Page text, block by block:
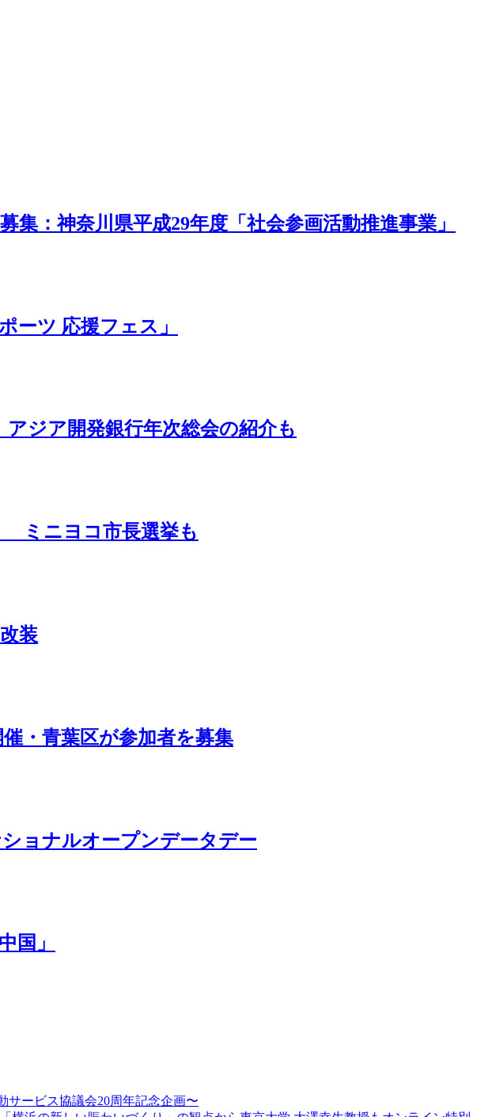
：神奈川県平成29年度「社会参画活動推進事業」
ーツ 応援フェス」
ジア開発銀行年次総会の紹介も
ミニヨコ市長選挙も
装
・青葉区が参加者を募集
ョナルオープンデータデー
国」
サービス協議会20周年記念企画〜